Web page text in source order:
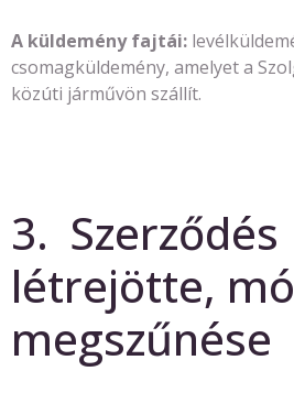
A küldemény fajtái:
csomagküldemény, amelyet a
közúti járművön szállít.
3. Szerződés
létrejötte,
megszűnése